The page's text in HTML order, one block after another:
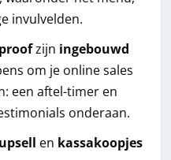
invulvelden.
zijn ingebouwd
om je online sales
een aftel-timer en
onderaan.
en kassakoopjes